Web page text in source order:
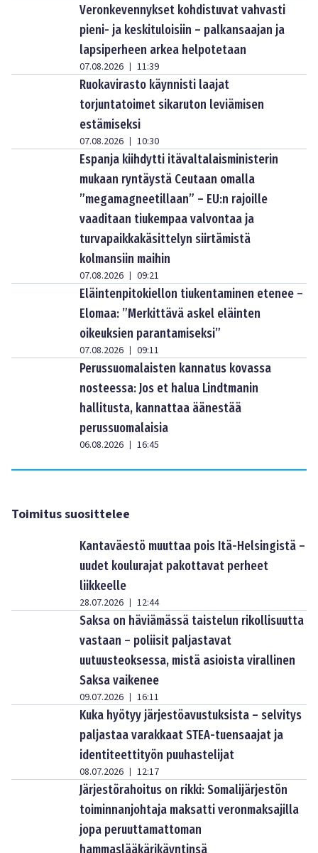
Veronkevennykset kohdistuvat vahvasti
pieni- ja keskituloisiin – palkansaajan ja
lapsiperheen arkea helpotetaan
07.08.2026 | 11:39
Ruokavirasto käynnisti laajat
torjuntatoimet sikaruton leviämisen
estämiseksi
07.08.2026 | 10:30
Espanja kiihdytti itävaltalaisministerin
mukaan ryntäystä Ceutaan omalla
”megamagneetillaan” – EU:n rajoille
vaaditaan tiukempaa valvontaa ja
turvapaikkakäsittelyn siirtämistä
kolmansiin maihin
07.08.2026 | 09:21
Eläintenpitokiellon tiukentaminen etenee –
Elomaa: ”Merkittävä askel eläinten
oikeuksien parantamiseksi”
07.08.2026 | 09:11
Perussuomalaisten kannatus kovassa
nosteessa: Jos et halua Lindtmanin
hallitusta, kannattaa äänestää
perussuomalaisia
06.08.2026 | 16:45
Toimitus suosittelee
Kantaväestö muuttaa pois Itä-Helsingistä –
uudet koulurajat pakottavat perheet
liikkeelle
28.07.2026 | 12:44
Saksa on häviämässä taistelun rikollisuutta
vastaan – poliisit paljastavat
uutuusteoksessa, mistä asioista virallinen
Saksa vaikenee
09.07.2026 | 16:11
Kuka hyötyy järjestöavustuksista – selvitys
paljastaa varakkaat STEA-tuensaajat ja
identiteettityön puuhastelijat
08.07.2026 | 12:17
Järjestörahoitus on rikki: Somalijärjestön
toiminnanjohtaja maksatti veronmaksajilla
jopa peruuttamattoman
hammaslääkärikäyntinsä